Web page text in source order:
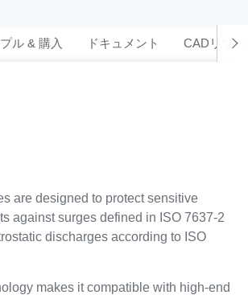
ル & 購入 ドキュメント CADリソー
are designed to protect sensitive
against surges defined in ISO 7637-2
discharges according to ISO
makes it compatible with high-end